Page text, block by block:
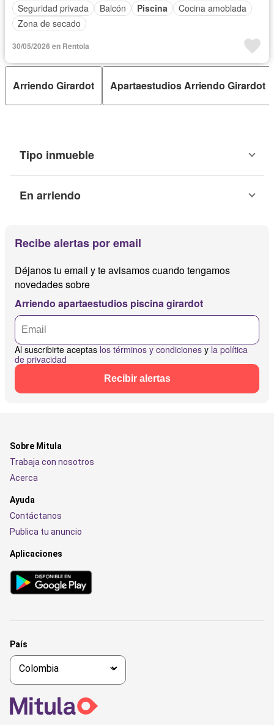
Seguridad privada
Balcón Piscina
Cocina amoblada
Zona de secado
30/05/2026 en Rentola
Arriendo Girardot Apartaestudios Arriendo Girardot
Tipo inmueble
En arriendo
Recibe alertas por email
Déjanos tu email y te avisamos cuando tengamos
novedades sobre
Arriendo apartaestudios piscina girardot
Al suscribirte aceptas los términos y condiciones y la política
de privacidad
Recibir alertas
Sobre Mitula
Trabaja con nosotros
Acerca
Ayuda
Contáctanos
Publica tu anuncio
Aplicaciones
País